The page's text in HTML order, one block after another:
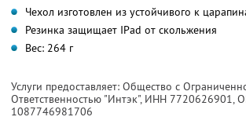
Чехол изготовлен из устойчивого к
Резинка защищает IPad от скольжения
Вес: 264 г
Услуги предоставляет: Общество с
Ответственностью "Интэк", ИНН 7720626901,
1087746981706